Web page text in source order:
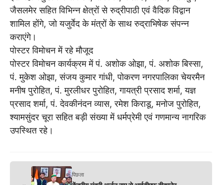
जैसलमेर सहित विभिन्न क्षेत्रों से रुद्रीपाठी एवं वैदिक विद्वान
शामिल होंगे, जो यजुर्वेद के मंत्रों के साथ रुद्राभिषेक संपन्न
कराएंगे।
पोस्टर विमोचन में रहे मौजूद
पोस्टर विमोचन कार्यक्रम में पं. अशोक ओझा, पं. अशोक बिस्सा,
पं. मुकेश ओझा, संजय कुमार गांधी, पोकरण नगरपालिका चेयरमैन
मनीष पुरोहित, पं. मुरलीधर पुरोहित, गायत्री प्रसाद शर्मा, यज्ञ
प्रसाद शर्मा, पं. देवकीनंदन व्यास, रमेश किराडू, मनोज पुरोहित,
श्यामसुंदर चूरा सहित बड़ी संख्या में धर्मप्रेमी एवं गणमान्य नागरिक
उपस्थित रहे।
पिछला